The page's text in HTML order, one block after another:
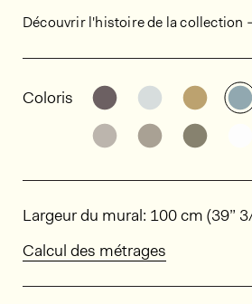
Découvrir l'histoire de la collection
Informations
Coloris DécouvrirDécouvrir
DécouvrirDécouvrir
Dimensions
Largeur du mural: 100 cm (39”
Calcul des métrages